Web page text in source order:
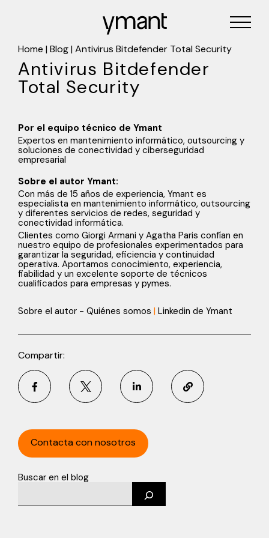
Home | Blog| Antivirus Bitdefender Total Security
Antivirus Bitdefender
Total Security
Por el equipo técnico de Ymant
Expertos en mantenimiento informático, outsourcing y
soluciones de conectividad y ciberseguridad
empresarial
Sobre el autor Ymant:
Con más de 15 años de experiencia, Ymant es
especialista en mantenimiento informático, outsourcing
y diferentes servicios de redes, seguridad y
conectividad informática.
Clientes como Giorgi Armani y Agatha Paris confían en
nuestro equipo de profesionales experimentados para
garantizar la seguridad, eficiencia y continuidad
operativa. Aportamos conocimiento, experiencia,
fiabilidad y un excelente soporte de técnicos
cualificados para empresas y pymes.
Sobre el autor - Quiénes somos | Linkedin de Ymant
Compartir:
Contacta con nosotros
Buscar en el blog